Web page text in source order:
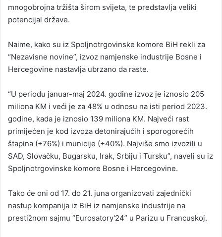
n
e
a
i
mnogobrojna tržišta širom svijeta, te predstavlja veliki
potencijal države.
Naime, kako su iz Spoljnotrgovinske komore BiH rekli za
“Nezavisne novine”, izvoz namjenske industrije Bosne i
Hercegovine nastavlja ubrzano da raste.
“U periodu januar-maj 2024. godine izvoz je iznosio 205
miliona KM i veći je za 48% u odnosu na isti period 2023.
godine, kada je iznosio 139 miliona KM. Najveći rast
primijećen je kod izvoza detonirajućih i sporogorećih
štapina (+76%) i municije (+40%). Najviše smo izvozili u
SAD, Slovačku, Bugarsku, Irak, Srbiju i Tursku”, naveli su iz
Spoljnotrgovinske komore Bosne i Hercegovine.
Tako će oni od 17. do 21. juna organizovati zajednički
nastup kompanija iz BiH iz namjenske industrije na
prestižnom sajmu “Eurosatory'24” u Parizu u Francuskoj.